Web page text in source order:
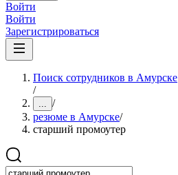
Войти
Войти
Зарегистрироваться
Поиск сотрудников в Амурске
/
... /
резюме в Амурске/
старший промоутер